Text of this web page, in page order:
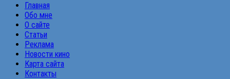
Главная
Обо мне
О сайте
Статьи
Реклама
Новости кино
Карта сайта
Контакты